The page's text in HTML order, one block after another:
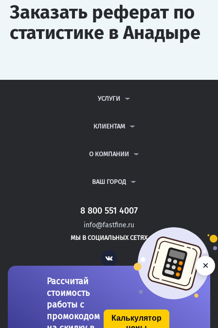
Заказать реферат по
статистике в Анадыре
УСЛУГИ
ДИПЛОМНЫЕ РАБОТЫ
РЕФЕРАТЫ
КЛИЕНТАМ
ВОПРОСЫ И ОТВЕТЫ
ПОЛИТИКА КОНФИДЕНЦИАЛЬНОСТИ
О КОМПАНИИ
КОНТАКТЫ
ВАШ ГОРОД
САНКТ-ПЕТЕРБУРГ
ГОРЯЧИЙ КЛЮЧ
ТРЕХГОРНЫЙ
8 800 551 4007
info@fastfine.ru
МЫ В СОЦИАЛЬНЫХ СЕТЯХ
Vk
Рассчитай
стоимость
работы с
промокодом
Калькулятор
×